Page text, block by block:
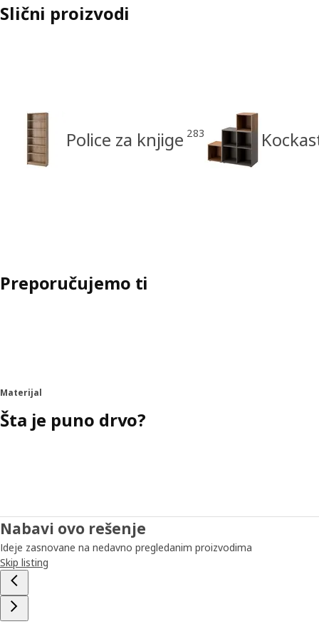
Slični proizvodi
Police za knjige 283
Preporučujemo ti
Materijal
Šta je puno drvo?
Nabavi ovo rešenje
Ideje zasnovane na nedavno pregledanim proizvodima
Skip listing